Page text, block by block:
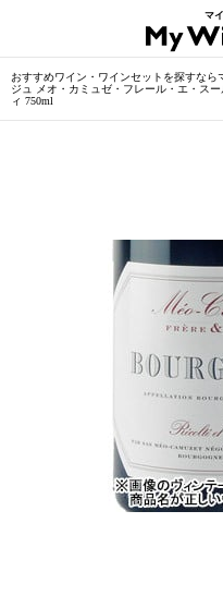
マ
おすすめワイン・ワインセットを探すなら
ジュ メオ・カミュゼ・フレール・エ・ス
ィ 750ml